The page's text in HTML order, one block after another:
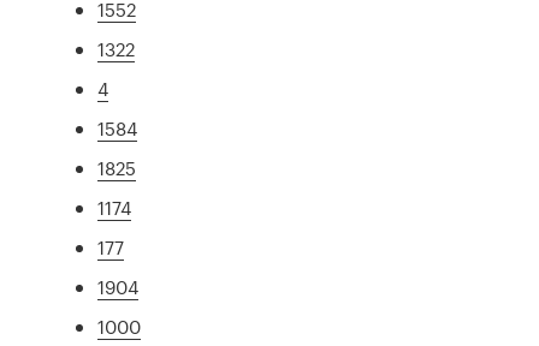
1552
1322
4
1584
1825
1174
177
1904
1000